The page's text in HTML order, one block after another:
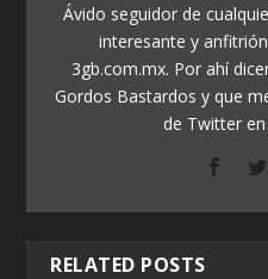
Ávido seguidor de
interesante y
3gb.com.mx. Por ahí
Gordos Bastardos y que
de Twitter en
RELATED POSTS